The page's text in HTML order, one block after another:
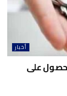
أخبار
على